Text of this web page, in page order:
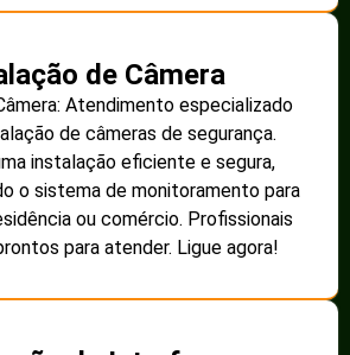
de Câmera
Atendimento especializado
de câmeras de segurança.
instalação eficiente e segura,
o sistema de monitoramento para
ou comércio. Profissionais
para atender. Ligue agora!